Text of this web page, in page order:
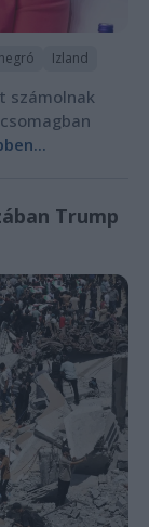
Izland
számolnak
Trump